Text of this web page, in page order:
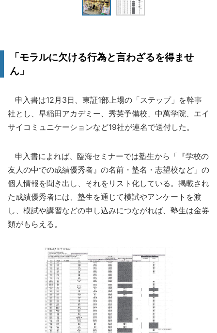
「モラルに欠ける行為と言わざるを得ませ
ん」
申入書は12月3日、東証1部上場の「ステップ」を幹事
社とし、早稲田アカデミー、秀英予備校、中萬学院、エイ
サイコミュニケーションなど19社が連名で送付した。
申入書によれば、臨海セミナーでは塾生から「『学校の
友人の中での成績優秀者』の名前・塾名・志望校など」の
個人情報を聞き出し、それをリスト化している。掲載され
た成績優秀者には、塾生を通じて模試やアンケートを渡
し、模試や講習などの申し込みにつながれば、塾生は金券
類がもらえる。